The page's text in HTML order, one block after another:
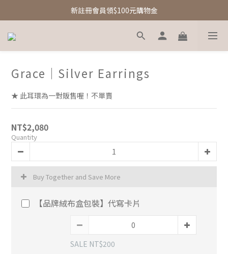
新註冊會員領$100元購物金
新註冊會員領$100元購物金
Free Shipping｜台灣滿額享免運優惠
新註冊會員領$100元購物金
Grace｜Silver Earrings
★ 此耳環為一對販售喔！不單賣
NT$2,080
Quantity
Buy Together and Save More
【品牌絨布盒包裝】代寫卡片
SALE NT$200